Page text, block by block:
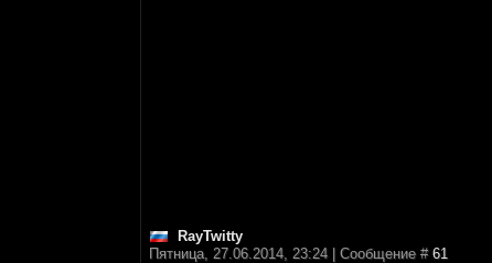
RayTwitty
Пятница, 27.06.2014, 23:24 | Сообщение # 61